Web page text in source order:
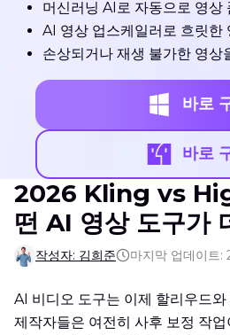
머신러닝 AI로 자동으로 영상
AI 영상 업스케일러로 흐릿한
손상되거나 재생 불가한 영상
바로
바로
2026 Kling vs
떤 AI 영상 도구가
작성자: 김희준 마지막 업데이트
AI 비디오 도구는 이제 할리우드
제작자들은 여전히 사후 보정 작